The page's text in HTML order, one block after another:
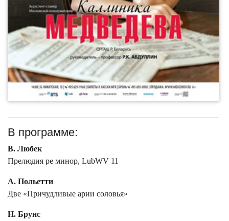
В программе:
В. Любек
Прелюдия ре минор, LubWV 11
А. Польетти
Две «Причудливые арии соловья»
Н. Брунс